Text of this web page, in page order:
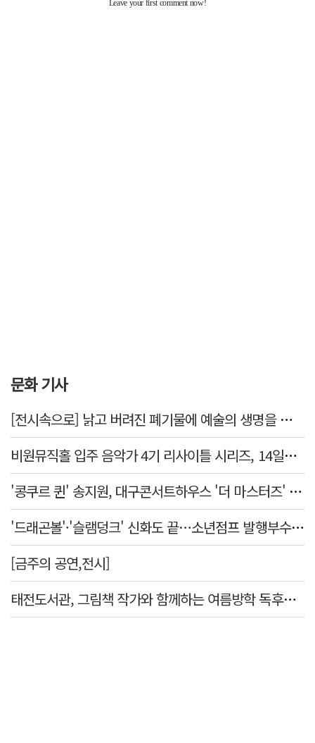
문화 기사
[전시속으로] 낡고 버려진 폐기물에 예술의 생명을 불어넣다…김결수 개인전
비원뮤직홀 입주 음악가 4기 리사이틀 시리즈, 14일부터 6주간 개최
'콩쿠르 퀸' 송지원, 대구콘서트하우스 '더 마스터즈' 무대 오른다
'드래곤볼'·'슬램덩크' 신화도 끝…소년점프 발행부수 100만부 붕괴
[금주의 공연,전시]
태전도서관, 그림책 작가와 함께하는 여름방학 독후체험 운영